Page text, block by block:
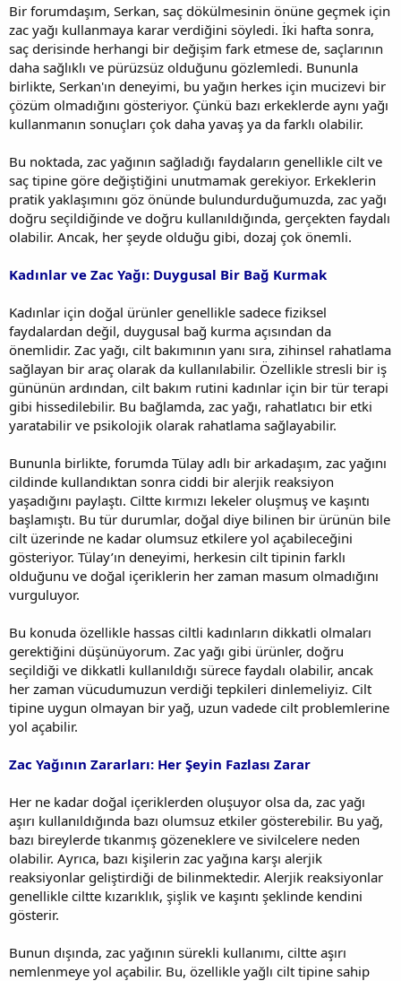
Bir forumdaşım, Serkan, saç dökülmesinin önüne geçmek için
zac yağı kullanmaya karar verdiğini söyledi. İki hafta sonra,
saç derisinde herhangi bir değişim fark etmese de, saçlarının
daha sağlıklı ve pürüzsüz olduğunu gözlemledi. Bununla
birlikte, Serkan'ın deneyimi, bu yağın herkes için mucizevi bir
çözüm olmadığını gösteriyor. Çünkü bazı erkeklerde aynı yağı
kullanmanın sonuçları çok daha yavaş ya da farklı olabilir.
Bu noktada, zac yağının sağladığı faydaların genellikle cilt ve
saç tipine göre değiştiğini unutmamak gerekiyor. Erkeklerin
pratik yaklaşımını göz önünde bulundurduğumuzda, zac yağı
doğru seçildiğinde ve doğru kullanıldığında, gerçekten faydalı
olabilir. Ancak, her şeyde olduğu gibi, dozaj çok önemli.
Kadınlar ve Zac Yağı: Duygusal Bir Bağ Kurmak
Kadınlar için doğal ürünler genellikle sadece fiziksel
faydalardan değil, duygusal bağ kurma açısından da
önemlidir. Zac yağı, cilt bakımının yanı sıra, zihinsel rahatlama
sağlayan bir araç olarak da kullanılabilir. Özellikle stresli bir iş
gününün ardından, cilt bakım rutini kadınlar için bir tür terapi
gibi hissedilebilir. Bu bağlamda, zac yağı, rahatlatıcı bir etki
yaratabilir ve psikolojik olarak rahatlama sağlayabilir.
Bununla birlikte, forumda Tülay adlı bir arkadaşım, zac yağını
cildinde kullandıktan sonra ciddi bir alerjik reaksiyon
yaşadığını paylaştı. Ciltte kırmızı lekeler oluşmuş ve kaşıntı
başlamıştı. Bu tür durumlar, doğal diye bilinen bir ürünün bile
cilt üzerinde ne kadar olumsuz etkilere yol açabileceğini
gösteriyor. Tülay’ın deneyimi, herkesin cilt tipinin farklı
olduğunu ve doğal içeriklerin her zaman masum olmadığını
vurguluyor.
Bu konuda özellikle hassas ciltli kadınların dikkatli olmaları
gerektiğini düşünüyorum. Zac yağı gibi ürünler, doğru
seçildiği ve dikkatli kullanıldığı sürece faydalı olabilir, ancak
her zaman vücudumuzun verdiği tepkileri dinlemeliyiz. Cilt
tipine uygun olmayan bir yağ, uzun vadede cilt problemlerine
yol açabilir.
Zac Yağının Zararları: Her Şeyin Fazlası Zarar
Her ne kadar doğal içeriklerden oluşuyor olsa da, zac yağı
aşırı kullanıldığında bazı olumsuz etkiler gösterebilir. Bu yağ,
bazı bireylerde tıkanmış gözeneklere ve sivilcelere neden
olabilir. Ayrıca, bazı kişilerin zac yağına karşı alerjik
reaksiyonlar geliştirdiği de bilinmektedir. Alerjik reaksiyonlar
genellikle ciltte kızarıklık, şişlik ve kaşıntı şeklinde kendini
gösterir.
Bunun dışında, zac yağının sürekli kullanımı, ciltte aşırı
nemlenmeye yol açabilir. Bu, özellikle yağlı cilt tipine sahip